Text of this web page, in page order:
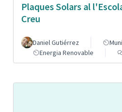
Plaques Solars al
Creu
Daniel Gutiérrez
Energia Renovable